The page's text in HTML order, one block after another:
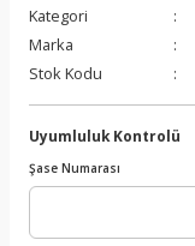
Kategori
Marka
Stok Kodu
Uyumluluk Kontrolü
Şase Numarası